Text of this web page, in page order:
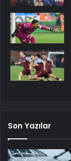
Son Yazılar